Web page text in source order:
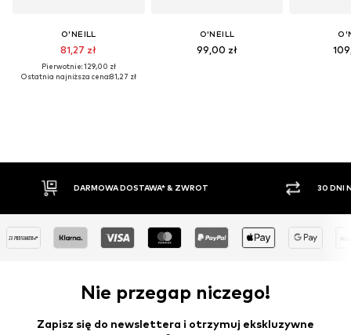
O'NEILL
81,27 zł
Pierwotnie: 129,00 zł
Ostatnia najniższa cena:81,27 zł
O'NEILL
99,00 zł
DARMOWA DOSTAWA* & ZWROT 30 DNI
Nie przegap niczego!
Zapisz się do newslettera i otrzymuj ekskluzywne